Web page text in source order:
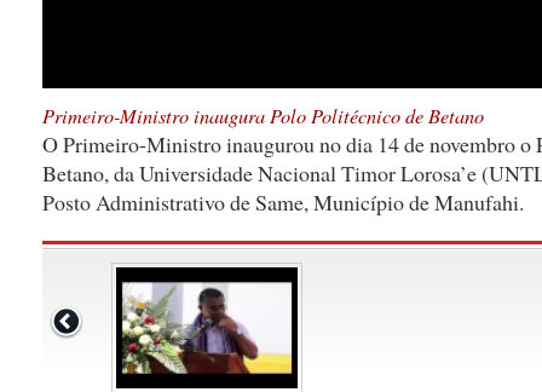
Primeiro-Ministro inaugura Polo Politécnico de Betano
O Primeiro-Ministro inaugurou no dia 14 de novembro o
Betano, da Universidade Nacional Timor Lorosa’e
Posto Administrativo de Same, Município de Manufahi.